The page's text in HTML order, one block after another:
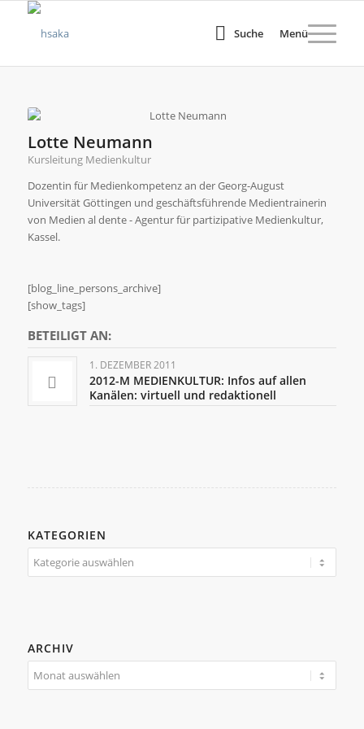
Suche Menü
Lotte Neumann
Kursleitung Medienkultur
Dozentin für Medienkompetenz an der Georg-August
Universität Göttingen und geschäftsführende Medientrainerin
von Medien al dente - Agentur für partizipative Medienkultur,
Kassel.
[blog_line_persons_archive]
[show_tags]
BETEILIGT AN:
1. DEZEMBER 2011
2012-M MEDIENKULTUR: Infos auf allen
Kanälen: virtuell und redaktionell
KATEGORIEN
Kategorien
ARCHIV